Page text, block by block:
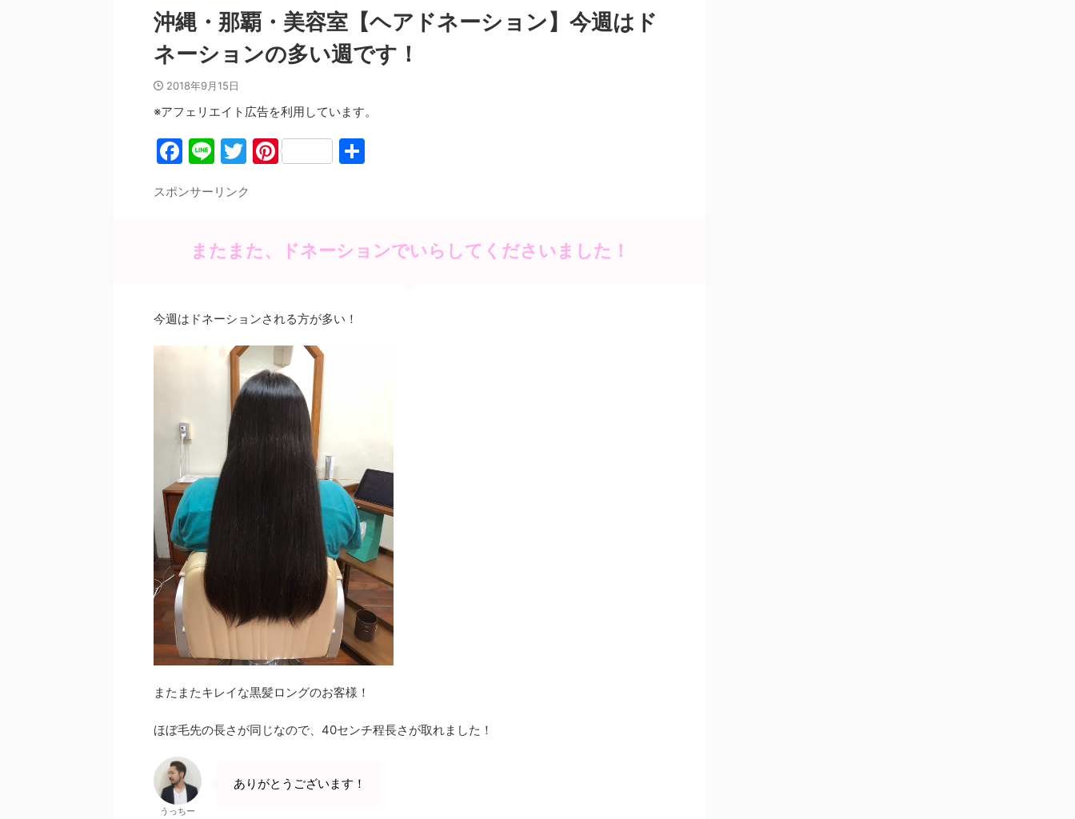
沖縄・那覇・美容室【ヘアドネーション】今週はド
ネーションの多い週です！
2018年9月15日
※アフェリエイト広告を利用しています。
F
c
b
k
Li
e
T
itt
Pi
st
スポンサーリンク
またまた、ドネーションでいらしてくださいました！
今週はドネーションされる方が多い！
またまたキレイな黒髪ロングのお客様！
ほぼ毛先の長さが同じなので、40センチ程長さが取れました！
うっちー
ありがとうございます！